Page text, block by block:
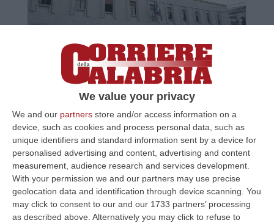
We value your privacy
We and our partners store and/or access information on a
device, such as cookies and process personal data, such as
unique identifiers and standard information sent by a device for
personalised advertising and content, advertising and content
measurement, audience research and services development.
With your permission we and our partners may use precise
geolocation data and identification through device scanning. You
may click to consent to our and our 1733 partners’ processing
as described above. Alternatively you may click to refuse to
Antonio Gallucci è il nuovo direttore
sanitario dell’Asp di Cosenza
La delibera a firma del commissario
Vincenzo La Regina. Prende il posto del
dottore Luigi Muraca
Pubblicato il: 31/03/22 – 17:45